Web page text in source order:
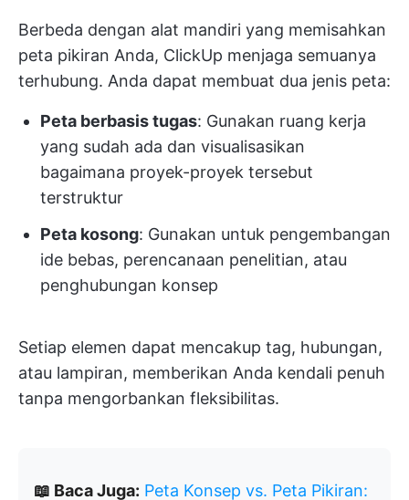
Berbeda dengan alat mandiri yang memisahkan
peta pikiran Anda, ClickUp menjaga semuanya
terhubung. Anda dapat membuat dua jenis peta:
Peta berbasis tugas: Gunakan ruang kerja
yang sudah ada dan visualisasikan
bagaimana proyek-proyek tersebut
terstruktur
Peta kosong: Gunakan untuk pengembangan
ide bebas, perencanaan penelitian, atau
penghubungan konsep
Setiap elemen dapat mencakup tag, hubungan,
atau lampiran, memberikan Anda kendali penuh
tanpa mengorbankan fleksibilitas.
📖 Baca Juga: Peta Konsep vs. Peta Pikiran: